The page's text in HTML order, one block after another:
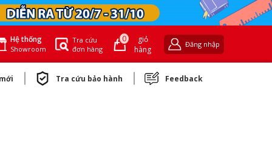
Hệ thống
Showroom
Tra cứu
đơn hàng
0
giỏ
hàng
Đăng nhập
Tra cứu bảo hành Feedback